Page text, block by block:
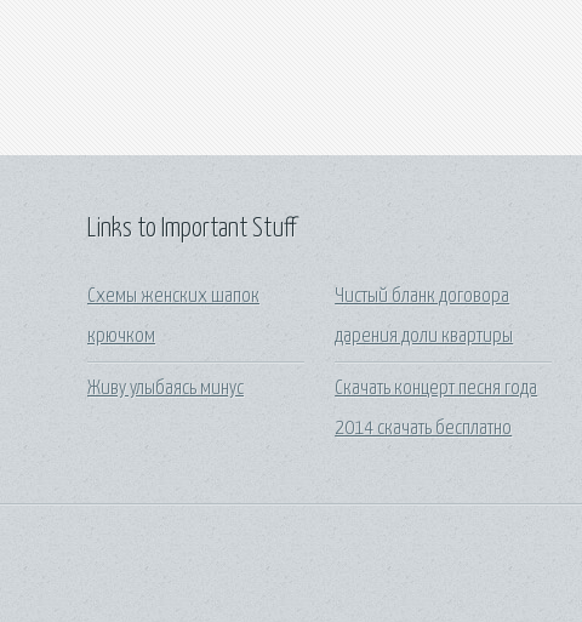
Links to Important Stuff
Схемы женских шапок
крючком
Живу улыбаясь минус
Чистый бланк договора
дарения доли квартиры
Скачать концерт песня года
2014 скачать бесплатно